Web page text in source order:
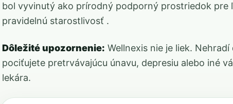
bol vyvinutý ako prírodný podporný prostriedok pre
pravidelnú starostlivosť .
Dôležité upozornenie: Wellnexis nie je liek.
pociťujete pretrvávajúcu únavu, depresiu alebo iné
lekára.